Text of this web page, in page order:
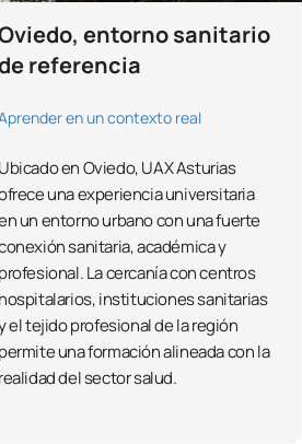
entorno sanitario
referencia
en un contexto real
Ubicado en Oviedo, UAX Asturias
una experiencia universitaria
un entorno urbano con una fuerte
sanitaria, académica y
profesional. La cercanía con centros
hospitalarios, instituciones sanitarias
el tejido profesional de la región
permite una formación alineada con la
realidad del sector salud.